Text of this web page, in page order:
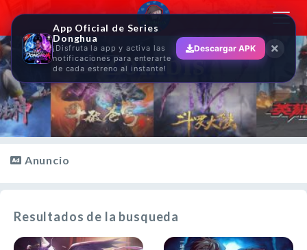
Zombis
Anuncio
Resultados de la busqueda
App Oficial de Series
Donghua
¡Disfruta la app y activa las
notificaciones para enterarte
de cada estreno al instante!
Descargar APK